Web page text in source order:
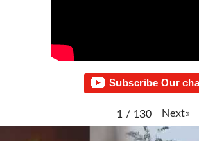
Subscribe Our
1 / 130 Next»